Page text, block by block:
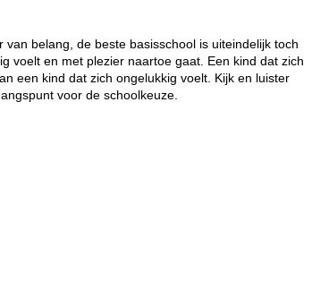
belang, de beste basisschool is uiteindelijk toch
voelt en met plezier naartoe gaat. Een kind dat zich
een kind dat zich ongelukkig voelt. Kijk en luister
voor de schoolkeuze.